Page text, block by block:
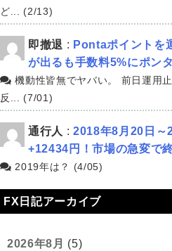
ど... (2/13)
即撤退 : Pontaポイントを
が出るも手数料5%にポン
機動性皆無でヤバい。 前日運用
反... (7/01)
通行人 : 2018年8月20日～
+12434円！市場の急変で
2019年は？ (4/05)
FX日記アーカイブ
2026年8月 (5)